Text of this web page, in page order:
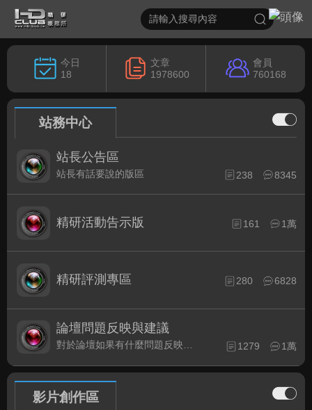
今日
18
文章
1978600
會員
760168
站務中心
站長公告區
站長有話要說的版區 238 8345
精研活動告示版 161 1萬
精研評測專區 280 6828
論壇問題反映與建議
對於論壇如果有什麼問題反映或是建議, 竭誠歡迎在這裡盡情發表 1279 1萬
影片創作區